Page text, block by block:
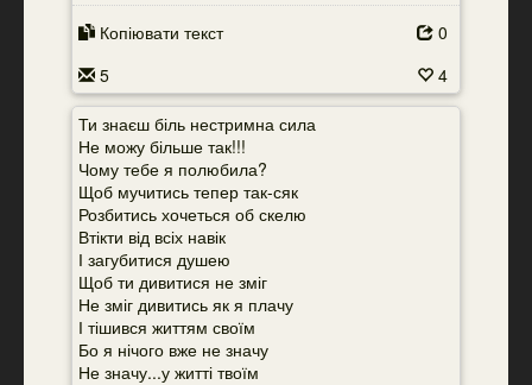
Копіювати текст
0
5
4
Ти знаєш біль нестримна сила
Не можу більше так!!!
Чому тебе я полюбила?
Щоб мучитись тепер так-сяк
Розбитись хочеться об скелю
Втікти від всіх навік
І загубитися душею
Щоб ти дивитися не зміг
Не зміг дивитись як я плачу
І тішився життям своїм
Бо я нічого вже не значу
Не значу...у житті твоїм